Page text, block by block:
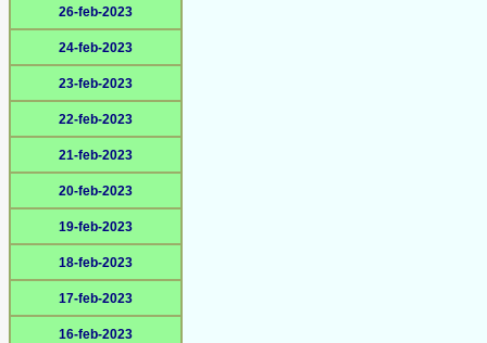
26-feb-2023
24-feb-2023
23-feb-2023
22-feb-2023
21-feb-2023
20-feb-2023
19-feb-2023
18-feb-2023
17-feb-2023
16-feb-2023